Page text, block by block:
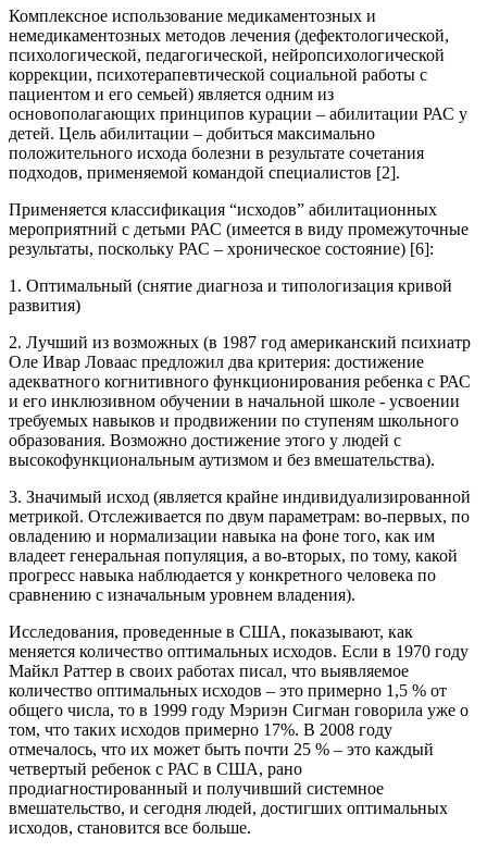
Комплексное использование медикаментозных и
немедикаментозных методов лечения (дефектологической,
психологической, педагогической, нейропсихологической
коррекции, психотерапевтической социальной работы с
пациентом и его семьей) является одним из
основополагающих принципов курации – абилитации РАС у
детей. Цель абилитации – добиться максимально
положительного исхода болезни в результате сочетания
подходов, применяемой командой специалистов [2].
Применяется классификация “исходов” абилитационных
мероприятний с детьми РАС (имеется в виду промежуточные
результаты, поскольку РАС – хроническое состояние) [6]:
1. Оптимальный (снятие диагноза и типологизация кривой
развития)
2. Лучший из возможных (в 1987 год американский психиатр
Оле Ивар Ловаас предложил два критерия: достижение
адекватного когнитивного функционирования ребенка с РАС
и его инклюзивном обучении в начальной школе - усвоении
требуемых навыков и продвижении по ступеням школьного
образования. Возможно достижение этого у людей с
высокофункциональным аутизмом и без вмешательства).
3. Значимый исход (является крайне индивидуализированной
метрикой. Отслеживается по двум параметрам: во-первых, по
овладению и нормализации навыка на фоне того, как им
владеет генеральная популяция, а во-вторых, по тому, какой
прогресс навыка наблюдается у конкретного человека по
сравнению с изначальным уровнем владения).
Исследования, проведенные в США, показывают, как
меняется количество оптимальных исходов. Если в 1970 году
Майкл Раттер в своих работах писал, что выявляемое
количество оптимальных исходов – это примерно 1,5 % от
общего числа, то в 1999 году Мэриэн Сигман говорила уже о
том, что таких исходов примерно 17%. В 2008 году
отмечалось, что их может быть почти 25 % – это каждый
четвертый ребенок с РАС в США, рано
продиагностированный и получивший системное
вмешательство, и сегодня людей, достигших оптимальных
исходов, становится все больше.